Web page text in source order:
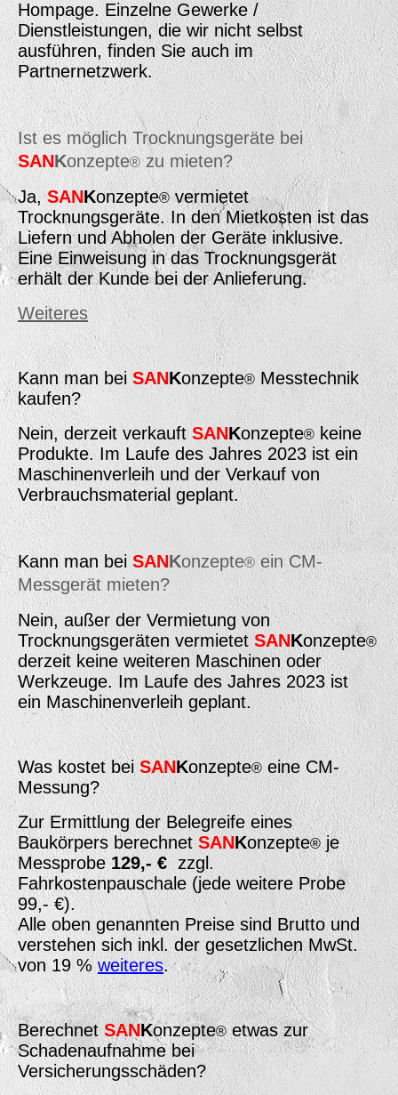
Hompage. Einzelne Gewerke /
Dienstleistungen, die wir nicht selbst
ausführen, finden Sie auch im
Partnernetzwerk.
Ist es möglich Trocknungsgeräte bei
SANKonzepte® zu mieten?
Ja, SANKonzepte®vermietet
Trocknungsgeräte. In den Mietkosten ist das
Liefern und Abholen der Geräte inklusive.
Eine Einweisung in das Trocknungsgerät
erhält der Kunde bei der Anlieferung.
Weiteres
Kann man beiSANKonzepte® Messtechnik
kaufen?
Nein, derzeit verkauftSANKonzepte®keine
Produkte. Im Laufe des Jahres 2023 ist ein
Maschinenverleih und der Verkauf von
Verbrauchsmaterial geplant.
Kann man bei SANKonzepte® ein CM-
Messgerät mieten?
Nein, außer der Vermietung von
Trocknungsgeräten vermietetSANKonzepte®
derzeit keine weiteren Maschinen oder
Werkzeuge. Im Laufe des Jahres 2023 ist
ein Maschinenverleih geplant.
Was kostet beiSANKonzepte®eine CM-
Messung?
Zur Ermittlung der Belegreife eines
Baukörpers berechnetSANKonzepte®je
Messprobe129,- €zzgl.
Fahrkostenpauschale (jede weitere Probe
99,- €).
Alle oben genannten Preise sind Brutto und
verstehen sich inkl. der gesetzlichen MwSt.
von 19 %weiteres.
BerechnetSANKonzepte®etwas zur
Schadenaufnahme bei
Versicherungsschäden?